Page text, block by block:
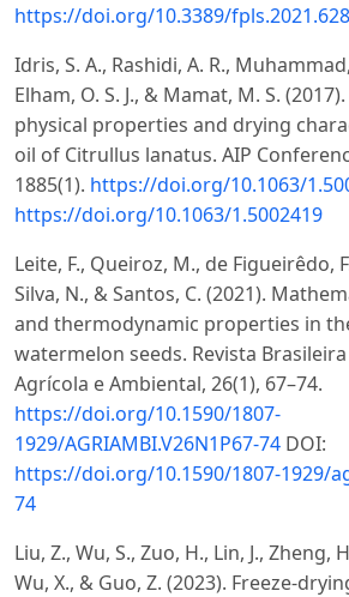
https://doi.org/10.3389/
Idris, S. A., Rashidi, A. R.,
Elham, O. S. J., & Mamat, M. S.
physical properties and drying
oil of Citrullus lanatus. AIP
1885(1). https://doi.org/10.1063/
https://doi.org/10.1063/1.5002419
Leite, F., Queiroz, M., de Figueirêdo,
Silva, N., & Santos, C. (2021).
and thermodynamic properties in
watermelon seeds. Revista
Agrícola e Ambiental, 26(1), 67–74.
https://doi.org/10.1590/1807-
1929/AGRIAMBI.V26N1P67-74 DOI:
https://doi.org/10.1590/1807-1929/
74
Liu, Z., Wu, S., Zuo, H., Lin, J., Zheng,
Wu, X., & Guo, Z. (2023). Freeze-